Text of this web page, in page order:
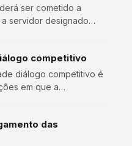
ser cometido a
servidor designado
procedimentos
Se optar pela realiza…
competitivo
diálogo competitivo é
em que a
ou técnica; b)
o órgã…
das